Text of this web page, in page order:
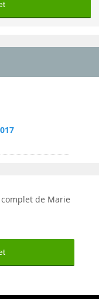
de Marie